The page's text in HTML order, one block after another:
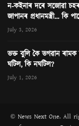
ন-কইনাৰ দৰে সজোৱা
জাপানৰ প্ৰধানমন্ত্ৰী… কি
July 3, 2026
ভক্ত বুলি কৈ ভগৱান ৰামক
ঘটিল, কি নঘটিল?
July 1, 2026
© News Next One. All